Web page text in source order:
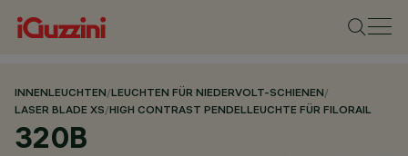
INNENLEUCHTEN/LEUCHTEN FÜR NIEDERVOLT-SCHIENEN/
LASER BLADE XS/HIGH CONTRAST PENDELLEUCHTE FÜR FILORAIL
320B